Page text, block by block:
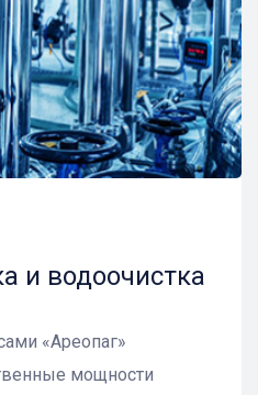
и водоочистка
«Ареопаг»
мощности